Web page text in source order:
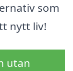
som
nytt liv!
utan